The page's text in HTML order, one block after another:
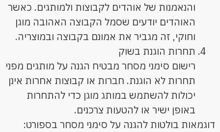
והנאמנות של אוהדים לקבוצות ולמותגים. כאשר
האוהדים יודעים שסמל הקבוצה האהובה מוגן
וחוקי, זה מגביר את אמונם בקבוצה ובמוצריה.
תחרות הוגנת בשוק
רישום סימני מסחר מבטיח הגנה על מותגים מפני
תחרות לא הוגנת. חברות או קבוצות אחרות אינן
יכולות להשתמש במותג מוגן כדי להתחרות
באופן ישיר או להטעות צרכנים.
דוגמאות בולטות להגנה על סימני מסחר בספורט: